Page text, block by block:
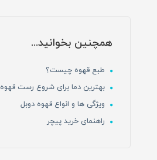
همچنین بخوانید...
طبع قهوه چیست؟
بهترین دما برای شروع رست قهوه
ویژگی ها و انواع قهوه دوبل
راهنمای خرید پیچر